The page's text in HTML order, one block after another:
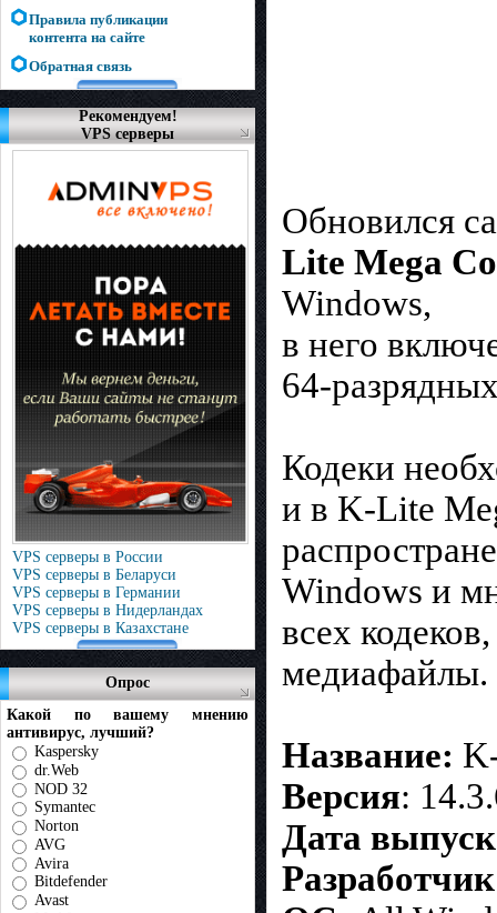
Правила публикации
контента на сайте
Обратная связь
Рекомендуем!
VPS серверы
VPS серверы в России
VPS серверы в Беларуси
VPS серверы в Германии
VPS серверы в Нидерландах
VPS серверы в Казахстане
Опрос
Какой по вашему мнению
антивирус, лучший?
Kaspersky
dr.Web
NOD 32
Symantec
Norton
AVG
Avira
Bitdefender
Avast
Обновился
Lite Mega
Windows,
в него
64-
Кодеки
и в K-Lite
Windows и
всех
медиафайлы.
Название:
Версия:
Дата